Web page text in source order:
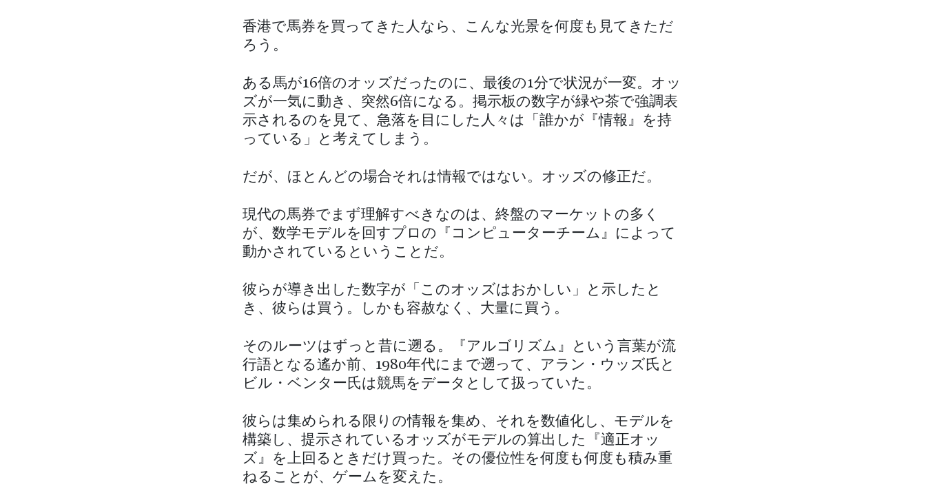
香港で馬券を買ってきた人なら、こんな光景を何度も見てきただ
ろう。
ある馬が16倍のオッズだったのに、最後の1分で状況が一変。オッ
ズが一気に動き、突然6倍になる。掲示板の数字が緑や茶で強調表
示されるのを見て、急落を目にした人々は「誰かが『情報』を持
っている」と考えてしまう。
だが、ほとんどの場合それは情報ではない。オッズの修正だ。
現代の馬券でまず理解すべきなのは、終盤のマーケットの多く
が、数学モデルを回すプロの『コンピューターチーム』によって
動かされているということだ。
彼らが導き出した数字が「このオッズはおかしい」と示したと
き、彼らは買う。しかも容赦なく、大量に買う。
そのルーツはずっと昔に遡る。『アルゴリズム』という言葉が流
行語となる遙か前、1980年代にまで遡って、アラン・ウッズ氏と
ビル・ベンター氏は競馬をデータとして扱っていた。
彼らは集められる限りの情報を集め、それを数値化し、モデルを
構築し、提示されているオッズがモデルの算出した『適正オッ
ズ』を上回るときだけ買った。その優位性を何度も何度も積み重
ねることが、ゲームを変えた。